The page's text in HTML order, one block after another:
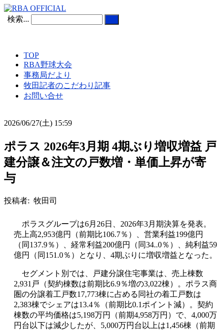
検索...
TOP
RBA野球大会
事務局だより
牧田記者のこだわり記事
お問い合せ
2026/06/27(土) 15:59
ポラス 2026年3月期 4期ぶり増収増益 戸
建分譲＆注文の戸数増・単価上昇が寄
与
投稿者: 牧田司
ポラスグループは6月 26日、 2026年3月期決算を発表。
売上高2,953億円（前期比106.7％）、営業利益199億円
（同 137.9％）、経常利益200億円（同34..0％）、純利益59
億円（同 151.0％）となり、 4期ぶりに増収増益となった。
セグメント別では、戸建分譲住宅事業は、売上棟数
2,931 戸（契約棟数は前期比6.9％増の3,022棟）。ポラス商
圏の分譲着工戸数17,773棟に占める同社の着工戸数は
2,383棟でシェアは13.4％（前期比0.1 ポイント減）。契約
棟数の平均価格は5,198万円（前期4,958万円）で、 4,000万
円台以下は減少したが、 5,000万円台以上は1,456棟（前期